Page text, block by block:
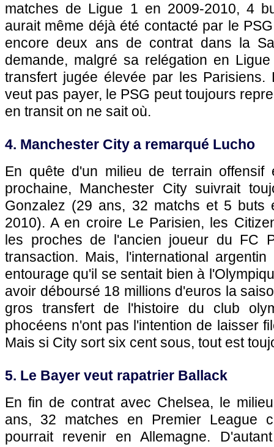
matches de Ligue 1 en 2009-2010, 4
aurait même déjà été contacté par le
encore deux ans de contrat dans la
demande, malgré sa relégation en
transfert jugée élevée par les
veut pas payer, le PSG peut toujours
en transit on ne sait où.
4. Manchester City a remarqué Lucho
En quête d'un milieu de terrain
prochaine, Manchester City suivrait
Gonzalez (29 ans, 32 matchs et 5 buts
2010). A en croire Le Parisien, les
les proches de l'ancien joueur du FC
transaction. Mais, l'international
entourage qu'il se sentait bien à
avoir déboursé 18 millions d'euros la
gros transfert de l'histoire du club
phocéens n'ont pas l'intention de laisser
Mais si City sort six cent sous, tout est
5. Le Bayer veut rapatrier Ballack
En fin de contrat avec Chelsea, le
ans, 32 matches en Premier League
pourrait revenir en Allemagne.